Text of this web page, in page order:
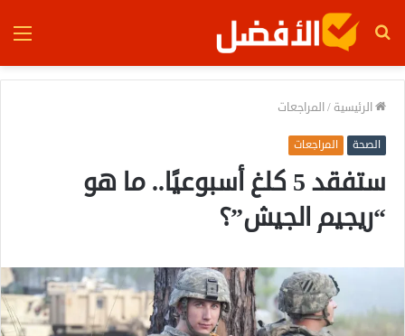
بحث
الرئيسية /المراجعات
الصحة المراجعات
ستفقد 5 كلغ أسبوعيًا.. ما هو
“ريجيم الجيش”؟